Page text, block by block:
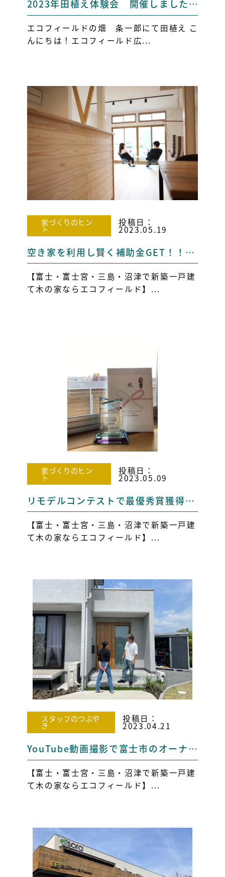
2023年田植え体験会 開催しました☆【富士市・静岡市・富士宮市・三島市】
エコフィールドの畑 条一郎にて田植え こ
んにちは！エコフィールド広...
家づくりのヒン
ト
投稿日：
2023.05.19
空き家を利用し賢く補助金GET！！【富士市・静岡市・富士宮市・三島市】
【富士・富士宮・三島・沼津で新築一戸建
て木の家ならエコフィールド】...
家づくりのヒン
ト
投稿日：
2023.05.09
リモデルコンテストで最優秀賞獲得！【富士市・静岡市・富士宮市・三島市】
【富士・富士宮・三島・沼津で新築一戸建
て木の家ならエコフィールド】...
スタッフのつぶや
き
投稿日：
2023.04.21
YouTube動画撮影で富士市のオーナー様のお家へお邪魔して来ました！
【富士・富士宮・三島・沼津で新築一戸建
て木の家ならエコフィールド】...